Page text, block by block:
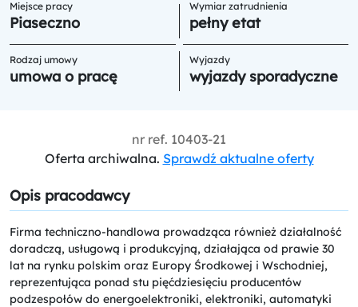
Miejsce pracy
Piaseczno
Wymiar zatrudnienia
pełny etat
Rodzaj umowy
umowa o pracę
Wyjazdy
wyjazdy sporadyczne
nr ref. 10403-21
Oferta archiwalna. Sprawdź aktualne oferty
Opis pracodawcy
Firma techniczno-handlowa prowadząca również działalność
doradczą, usługową i produkcyjną, działająca od prawie 30
lat na rynku polskim oraz Europy Środkowej i Wschodniej,
reprezentująca ponad stu pięćdziesięciu producentów
podzespołów do energoelektroniki, elektroniki, automatyki